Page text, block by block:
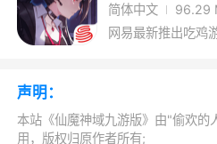
丝，那你一定不能错过这款
3、为这款精品复古传
点赞，制作水平高超，可
梦幻的复古传奇游戏场景
都给人强烈的游戏代入感
简体中文
96.29
网易最新推出吃鸡
声明：
本站《仙魔神域九游版》由"偷欢的
用，版权归原作者所有;